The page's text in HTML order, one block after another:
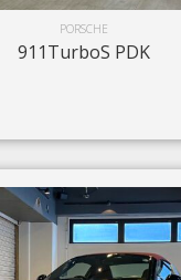
PORSCHE
911TurboS PDK